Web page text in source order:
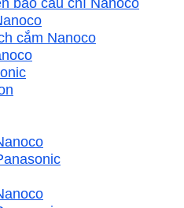
cắm Nanoco